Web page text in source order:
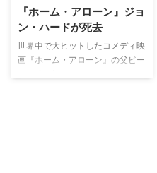
ジナル映画『クリスマス・クロニ
クル』。本日11月22日（木）、
全世界同時配信開始となる本作の
テーマと誕生秘話を、コロンバス
が明かして…
『ホーム・アローン』ジョ
ン・ハードが死去
世界中で大ヒットしたコメディ映
画『ホーム・アローン』の父ピー